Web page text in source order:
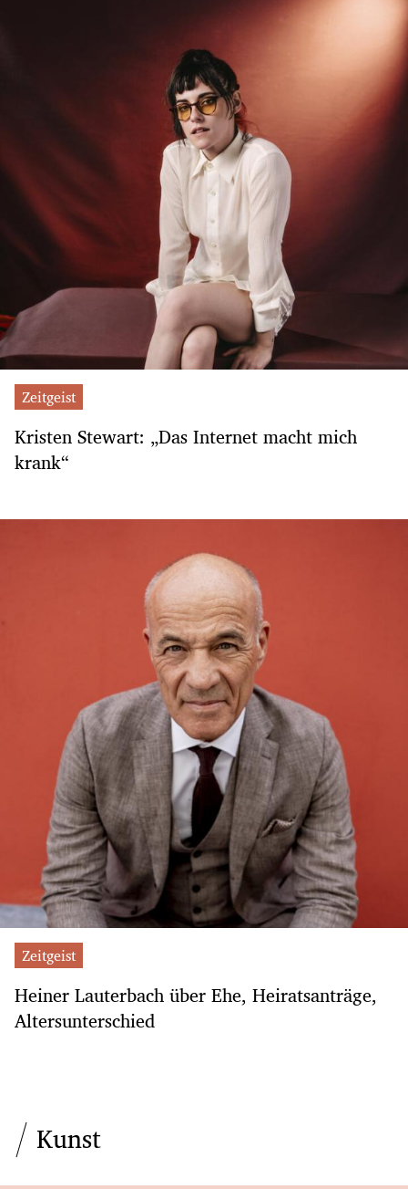
Zeitgeist
Kristen Stewart: „Das Internet macht mich
krank“
Zeitgeist
Heiner Lauterbach über Ehe, Heiratsanträge,
Altersunterschied
Kunst